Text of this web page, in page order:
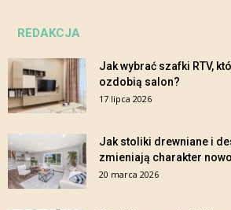
REDAKCJA
Jak wybrać szafki RTV,
ozdobią salon?
17 lipca 2026
Jak stoliki drewniane i
zmieniają charakter
20 marca 2026